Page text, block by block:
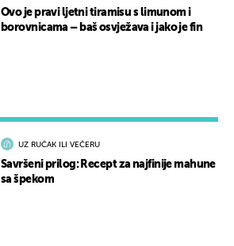
UZ RUČAK ILI VEČERU
Savršeni prilog: Recept za najfinije mahune
sa špekom
Ovo je pravi ljetni tiramisu s limunom i
borovnicama – baš osvježava i jako je fin